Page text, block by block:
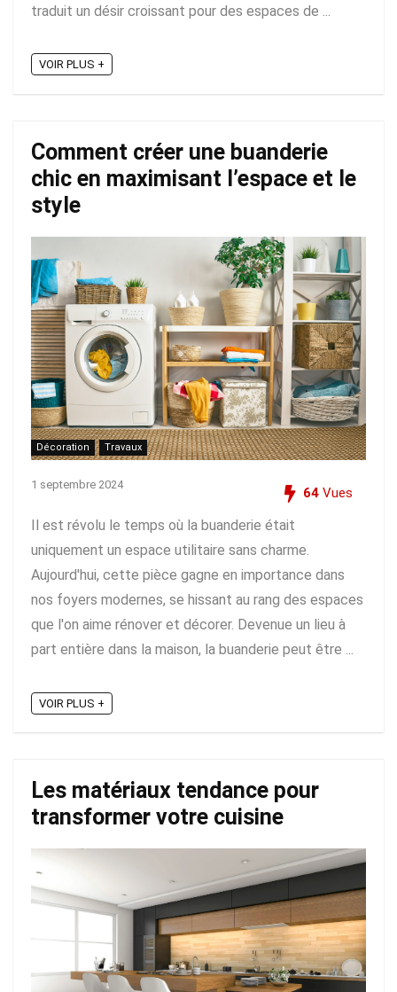
traduit un désir croissant pour des espaces de ...
VOIR PLUS +
Comment créer une buanderie
chic en maximisant l’espace et le
style
Décoration Travaux
1 septembre 2024
64 Vues
Il est révolu le temps où la buanderie était
uniquement un espace utilitaire sans charme.
Aujourd'hui, cette pièce gagne en importance dans
nos foyers modernes, se hissant au rang des espaces
que l'on aime rénover et décorer. Devenue un lieu à
part entière dans la maison, la buanderie peut être ...
VOIR PLUS +
Les matériaux tendance pour
transformer votre cuisine